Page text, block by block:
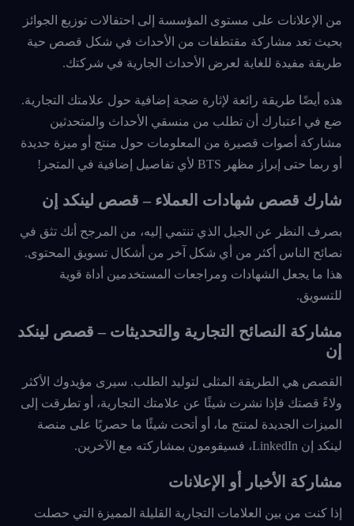
من الإعلانات على مستوى المؤسسة إلى احتفالات توزيع الجوائز
بحيث تعد مشاركة مقتطفات من الأحداث في شكل قصص حية
طريقة مفيدة للغاية لعرض الأحداث الجارية في شركتك.
هذه أيضًا طريقة رائعة لإثارة ضجة إضافية حول علامتك التجارية.
ضع في اعتبارك أن تطلب من منسقي الأحداث والمتحدثين
مشاركة أصوات قصيرة من المعلومات حول منتج أو ميزة جديدة
أو ربما حتى إبراز مظهر BTS لأي تفاصيل إضافية في المتجر!
شارك قصص شهادات العملاء – قصص لينكد إن
بصرف النظر عن الجيل الذي تنتمي إليه، من المرجح أنك تثق في
نصائح الناس أكثر من أي شكل آخر من أشكال تسويق المحتوى.
هذا ما يجعل الشهادات ومراجعات المستخدمين أداة قوية
للتسويق.
مشاركة النصائح التجارية والتحديثات – قصص لينكد
إن
القصص هي الطريقة المثلى لتوليد الطلب. سيرى مؤيدوك الأكثر
ولاءً قصتك فإذا نشرت شيئًا عن علامتك التجارية، أو تطرقت إلى
الميزات الجديدة لمنتج ما، أو أتحت شيئًا ما حصريًا على منصة
لينكد إن LinkedIn، فسيقومون بمشاركته مع الآخرين.
مشاركة الأخبار أو الإعلانات
إذا كنت من بين العلامات التجارية القليلة المميزة التي حصلت